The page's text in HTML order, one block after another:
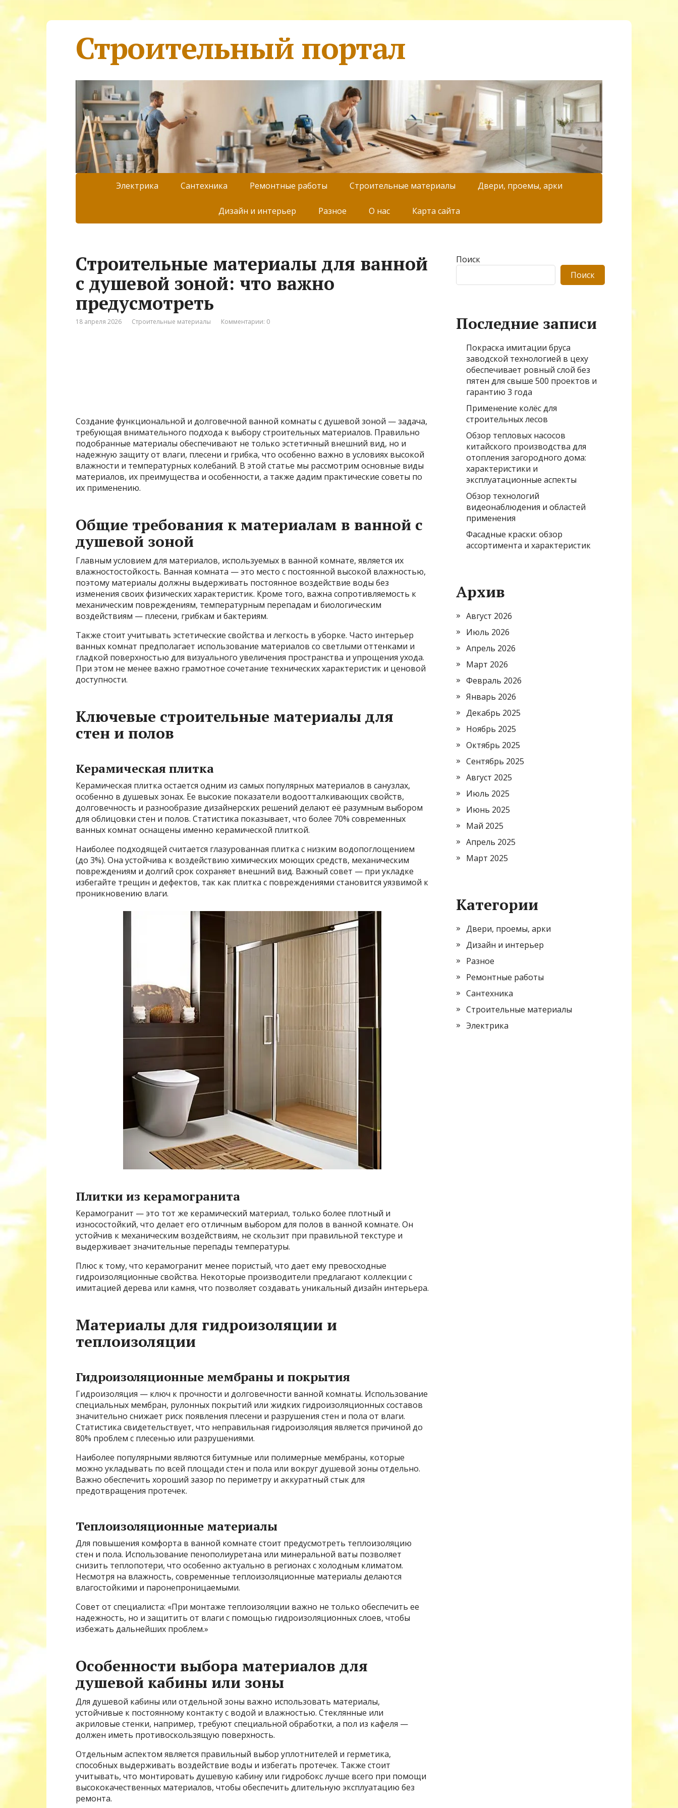
Строительный портал
Электрика Сантехника Ремонтные работы Строительные материалы Двери, проемы, арки
Дизайн и интерьер Разное О нас Карта сайта
Строительные материалы для ванной
с душевой зоной: что важно
предусмотреть
18 апреля 2026 Строительные материалы Комментарии: 0
Создание функциональной и долговечной ванной комнаты с душевой зоной — задача,
требующая внимательного подхода к выбору строительных материалов. Правильно
подобранные материалы обеспечивают не только эстетичный внешний вид, но и
надежную защиту от влаги, плесени и грибка, что особенно важно в условиях высокой
влажности и температурных колебаний. В этой статье мы рассмотрим основные виды
материалов, их преимущества и особенности, а также дадим практические советы по
их применению.
Общие требования к материалам в ванной с
душевой зоной
Главным условием для материалов, используемых в ванной комнате, является их
влажностостойкость. Ванная комната — это место с постоянной высокой влажностью,
поэтому материалы должны выдерживать постоянное воздействие воды без
изменения своих физических характеристик. Кроме того, важна сопротивляемость к
механическим повреждениям, температурным перепадам и биологическим
воздействиям — плесени, грибкам и бактериям.
Также стоит учитывать эстетические свойства и легкость в уборке. Часто интерьер
ванных комнат предполагает использование материалов со светлыми оттенками и
гладкой поверхностью для визуального увеличения пространства и упрощения ухода.
При этом не менее важно грамотное сочетание технических характеристик и ценовой
доступности.
Ключевые строительные материалы для
стен и полов
Керамическая плитка
Керамическая плитка остается одним из самых популярных материалов в санузлах,
особенно в душевых зонах. Ее высокие показатели водоотталкивающих свойств,
долговечность и разнообразие дизайнерских решений делают её разумным выбором
для облицовки стен и полов. Статистика показывает, что более 70% современных
ванных комнат оснащены именно керамической плиткой.
Наиболее подходящей считается глазурованная плитка с низким водопоглощением
(до 3%). Она устойчива к воздействию химических моющих средств, механическим
повреждениям и долгий срок сохраняет внешний вид. Важный совет — при укладке
избегайте трещин и дефектов, так как плитка с повреждениями становится уязвимой к
проникновению влаги.
Плитки из керамогранита
Керамогранит — это тот же керамический материал, только более плотный и
износостойкий, что делает его отличным выбором для полов в ванной комнате. Он
устойчив к механическим воздействиям, не скользит при правильной текстуре и
выдерживает значительные перепады температуры.
Плюс к тому, что керамогранит менее пористый, что дает ему превосходные
гидроизоляционные свойства. Некоторые производители предлагают коллекции с
имитацией дерева или камня, что позволяет создавать уникальный дизайн интерьера.
Материалы для гидроизоляции и
теплоизоляции
Гидроизоляционные мембраны и покрытия
Гидроизоляция — ключ к прочности и долговечности ванной комнаты. Использование
специальных мембран, рулонных покрытий или жидких гидроизоляционных составов
значительно снижает риск появления плесени и разрушения стен и пола от влаги.
Статистика свидетельствует, что неправильная гидроизоляция является причиной до
80% проблем с плесенью или разрушениями.
Наиболее популярными являются битумные или полимерные мембраны, которые
можно укладывать по всей площади стен и пола или вокруг душевой зоны отдельно.
Важно обеспечить хороший зазор по периметру и аккуратный стык для
предотвращения протечек.
Теплоизоляционные материалы
Для повышения комфорта в ванной комнате стоит предусмотреть теплоизоляцию
стен и пола. Использование пенополиуретана или минеральной ваты позволяет
снизить теплопотери, что особенно актуально в регионах с холодным климатом.
Несмотря на влажность, современные теплоизоляционные материалы делаются
влагостойкими и паронепроницаемыми.
Совет от специалиста: «При монтаже теплоизоляции важно не только обеспечить ее
надежность, но и защитить от влаги с помощью гидроизоляционных слоев, чтобы
избежать дальнейших проблем.»
Особенности выбора материалов для
душевой кабины или зоны
Для душевой кабины или отдельной зоны важно использовать материалы,
устойчивые к постоянному контакту с водой и влажностью. Стеклянные или
акриловые стенки, например, требуют специальной обработки, а пол из кафеля —
должен иметь противоскользящую поверхность.
Отдельным аспектом является правильный выбор уплотнителей и герметика,
способных выдерживать воздействие воды и избегать протечек. Также стоит
учитывать, что монтировать душевую кабину или гидробокс лучше всего при помощи
высококачественных материалов, чтобы обеспечить длительную эксплуатацию без
ремонта.
Поиск
Поиск
Последние записи
Покраска имитации бруса
заводской технологией в цеху
обеспечивает ровный слой без
пятен для свыше 500 проектов и
гарантию 3 года
Применение колёс для
строительных лесов
Обзор тепловых насосов
китайского производства для
отопления загородного дома:
характеристики и
эксплуатационные аспекты
Обзор технологий
видеонаблюдения и областей
применения
Фасадные краски: обзор
ассортимента и характеристик
Архив
Август 2026
Июль 2026
Апрель 2026
Март 2026
Февраль 2026
Январь 2026
Декабрь 2025
Ноябрь 2025
Октябрь 2025
Сентябрь 2025
Август 2025
Июль 2025
Июнь 2025
Май 2025
Апрель 2025
Март 2025
Категории
Двери, проемы, арки
Дизайн и интерьер
Разное
Ремонтные работы
Сантехника
Строительные материалы
Электрика